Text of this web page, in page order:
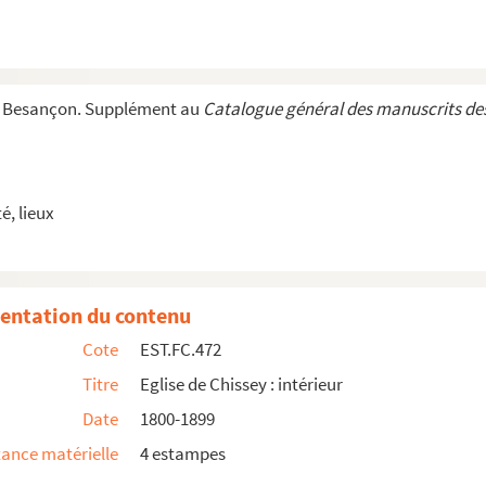
Supplément au Catalogue général des manuscrits
lieux
516 des Gaudes
du contenu
Cote
EST.FC.472
Titre
Eglise de Chissey : intérieur
Date
1800-1899
matérielle
4 estampes